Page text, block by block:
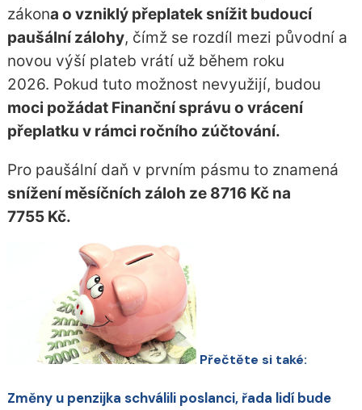
zákona o vzniklý přeplatek snížit budoucí
paušální zálohy, čímž se rozdíl mezi původní a
novou výší plateb vrátí už během roku
2026. Pokud tuto možnost nevyužijí, budou
moci požádat Finanční správu o vrácení
přeplatku v rámci ročního zúčtování.
Pro paušální daň v prvním pásmu to znamená
snížení měsíčních záloh ze 8716 Kč na
7755 Kč.
Přečtěte si také:
Změny u penzijka schválili poslanci, řada lidí bude